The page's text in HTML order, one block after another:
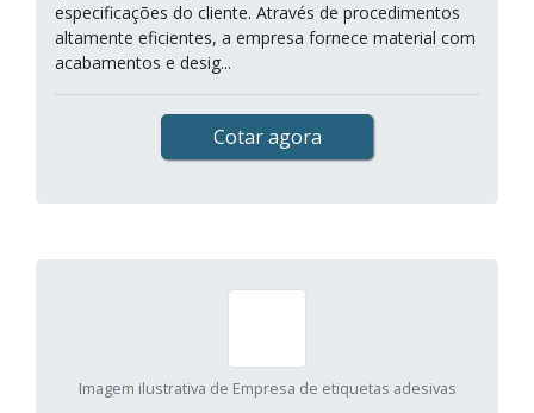
especificações do cliente. Através de procedimentos
altamente eficientes, a empresa fornece material com
acabamentos e desig...
Cotar agora
Imagem ilustrativa de Empresa de etiquetas adesivas